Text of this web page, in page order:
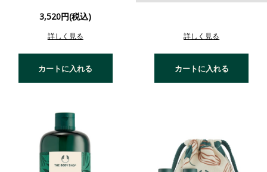
3,520円(税込)
詳しく見る
カートに入れる
詳しく見る
カートに入れる